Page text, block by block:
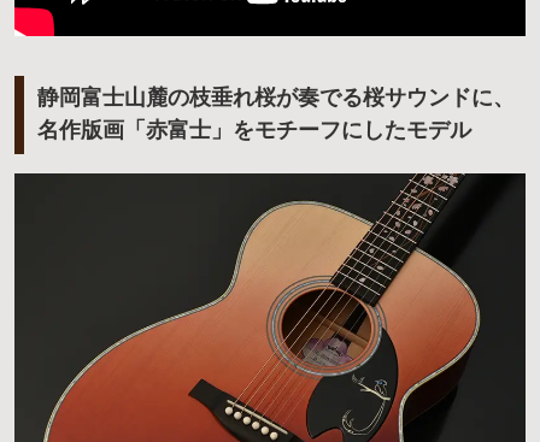
静岡富士山麓の枝垂れ桜が奏でる桜サウンドに、
名作版画「赤富士」をモチーフにしたモデル